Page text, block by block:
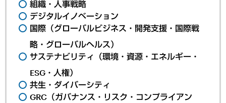
組織・人事戦略
デジタルイノベーション
国際（グローバルビジネス・開発支援・国際戦
略・グローバルヘルス）
サステナビリティ（環境・資源・エネルギー・
ESG・人権）
共生・ダイバーシティ
GRC（ガバナンス・リスク・コンプライアン